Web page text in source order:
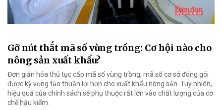
Gỡ nút thắt mã số vùng trồng: Cơ hội nào cho
nông sản xuất khẩu?
Đơn giản hóa thủ tục cấp mã số vùng trồng, mã số cơ sở đóng gói
được kỳ vọng tạo thuận lợi hơn cho xuất khẩu nông sản. Tuy nhiên,
hiệu quả của chính sách sẽ phụ thuộc rất lớn vào chất lượng của cơ
chế hậu kiểm.